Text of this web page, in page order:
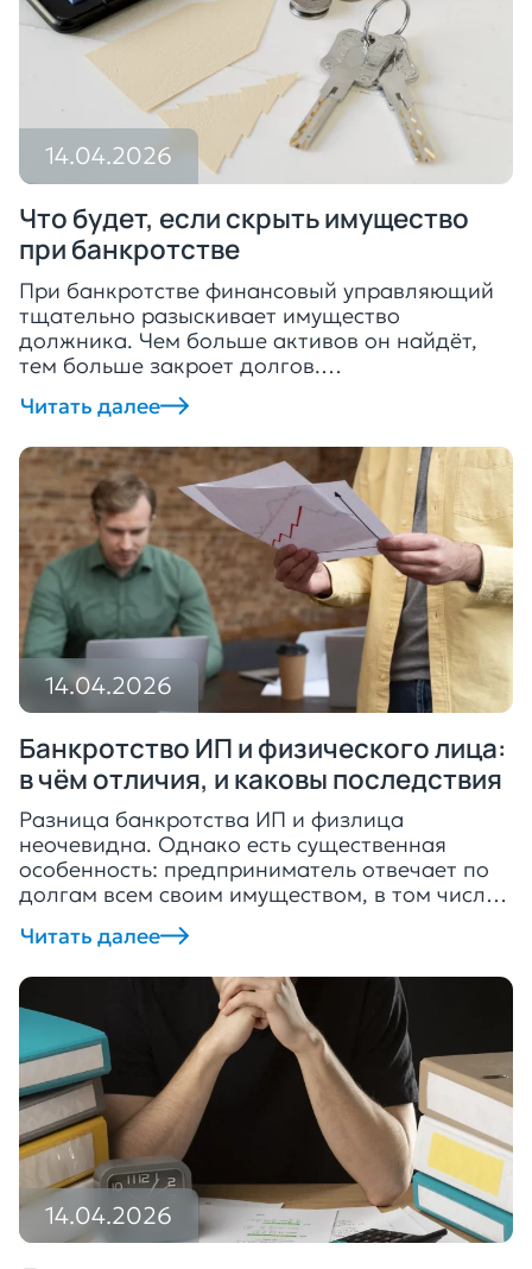
14.04.2026
Что будет, если скрыть имущество
при банкротстве
При банкротстве финансовый управляющий
тщательно разыскивает имущество
должника. Чем больше активов он найдёт,
тем больше закроет долгов.
Финуправляющий прямо заинтересован в
розыске имущества, ведь получает 7% с
продажи каждого лота. Это своего рода
«премия» к фиксированным 25 000 рублям.
Некоторые банкроты пытаются скрыть свое
имущество от арбитражного управляющего.
Закон не только запрещает прятать активы,
но […]
Читать далее
14.04.2026
Банкротство ИП и физического лица:
в чём отличия, и каковы последствия
Разница банкротства ИП и физлица
неочевидна. Однако есть существенная
особенность: предприниматель отвечает по
долгам всем своим имуществом, в том числе,
получить деньги за счёт продажи квартиры,
собственности супругов. Рассказываем, чем
банкротство препдринимателя отличается от
подобной процедуры для физического лица.
Лучше банкротиться как ИП или […]
Читать далее
14.04.2026